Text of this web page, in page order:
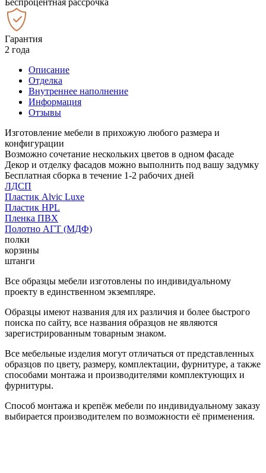
Гарантия
2 года
Описание
Отделка
Внутреннее наполнение
Информация
Отзывы
Изготовление мебели в прихожую любого размера и
конфигурации
Возможно сочетание нескольких цветов в одном фасаде
Декор и отделку фасадов можно выполнить под вашу задумку
Бесплатная сборка в течение 1-2 рабочих дней
ЛДСП
Пластик Alvic Luxe
Пластик HPL
Пленка ПВХ
Полотно АГТ (МДФ)
полки
корзины
штанги
Все образцы мебели изготовлены по индивидуальному
проекту в единственном экземпляре.
Образцы имеют названия для их различия и более быстрого
поиска по сайту, все названия образцов не являются
зарегистрированным товарным знаком.
Все мебельные изделия могут отличаться от представленных
образцов по цвету, размеру, комплектации, фурнитуре, а также
способами монтажа и производителями комплектующих и
фурнитуры.
Способ монтажа и крепёж мебели по индивидуальному заказу
выбирается производителем по возможности её применения.